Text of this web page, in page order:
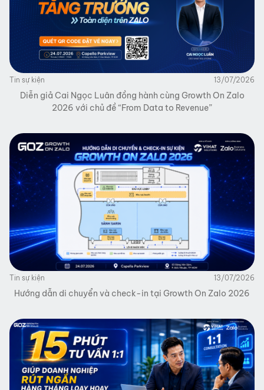
Tin sự kiện 13/07/2026
Diễn giả Cai Ngọc Luân đồng hành cùng Growth On Zalo
2026 với chủ đề “From Data to Revenue”
Tin sự kiện 13/07/2026
Hướng dẫn di chuyển và check-in tại Growth On Zalo 2026